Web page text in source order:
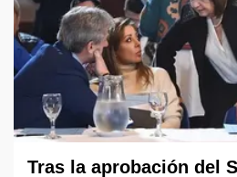
Tras la aprobación del